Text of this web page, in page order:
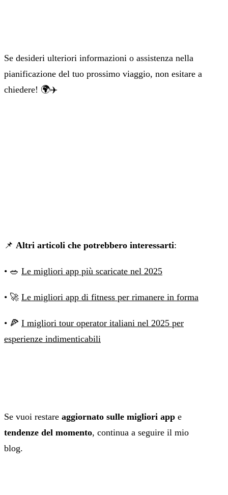
Se desideri ulteriori informazioni o assistenza nella
pianificazione del tuo prossimo viaggio, non esitare a
chiedere! 🌍✈️
📌 Altri articoli che potrebbero interessarti:
• 🥗 Le migliori app più scaricate nel 2025
• 🚀 Le migliori app di fitness per rimanere in forma
• 🍕 I migliori tour operator italiani nel 2025 per
esperienze indimenticabili
Se vuoi restare aggiornato sulle migliori app e
tendenze del momento, continua a seguire il mio
blog.